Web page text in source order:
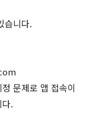
습니다.
문제로 앱 접속이
.